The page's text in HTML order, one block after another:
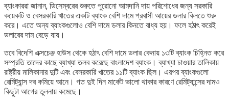
ব্যাংকাররা জানান, ডিসেম্বরের শুরুতে পুরোনো আমদানি দায় পরিশোধের জন্য সরকারি
কয়েকটি ও বেসরকারি খাতের একটি ব্যাংক বেশি দামে প্রবাসী আয়ের ডলার কিনতে শুরু
করে। এতে অন্য ব্যাংকগুলোও বেশি দামে ডলার কিনতে বাধ্য হয়। ফলে হঠাৎ করেই
ডলারের দাম বেড়ে যায়।
তবে বিদেশি এক্সচেঞ্জ হাউস থেকে হঠাৎ বেশি দামে ডলার কেনায় ১৩টি ব্যাংক চিহ্নিত করে
সম্প্রতি তাদের কাছে ব্যাখ্যা তলব করেছে বাংলাদেশ ব্যাংক। ব্যাখ্যা চাওয়ার তালিকায়
রাষ্ট্রীয় মালিকানার দুটি এবং বেসরকারি খাতের ১১টি ব্যাংক ছিল। এরপর ব্যাংকগুলো
রেমিট্যান্স দর কমিয়ে আনে। গত দুই দিন মার্কেট ভালো থাকার কারণে রেমিট্যান্সের দামও
কিছুটা আগের তুলনায় কমেছে।